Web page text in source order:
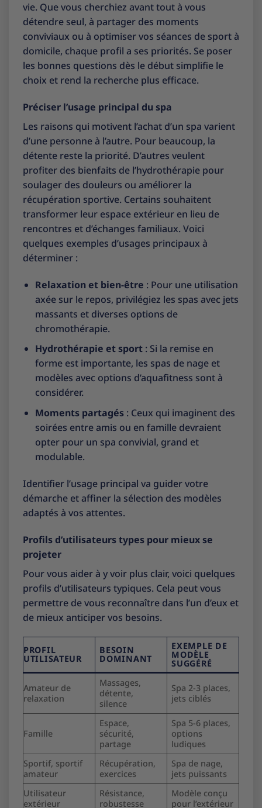
vie. Que vous cherchiez avant tout à vous
détendre seul, à partager des moments
conviviaux ou à optimiser vos séances de sport à
domicile, chaque profil a ses priorités. Se poser
les bonnes questions dès le début simplifie le
choix et rend la recherche plus efficace.
Préciser l’usage principal du spa
Les raisons qui motivent l’achat d’un spa varient
d’une personne à l’autre. Pour beaucoup, la
détente reste la priorité. D’autres veulent
profiter des bienfaits de l’hydrothérapie pour
soulager des douleurs ou améliorer la
récupération sportive. Certains souhaitent
transformer leur espace extérieur en lieu de
rencontres et d’échanges familiaux. Voici
quelques exemples d’usages principaux à
déterminer :
Relaxation et bien-être : Pour une utilisation
axée sur le repos, privilégiez les spas avec jets
massants et diverses options de
chromothérapie.
Hydrothérapie et sport: Si la remise en
forme est importante, les spas de nage et
modèles avec options d’aquafitness sont à
considérer.
Moments partagés: Ceux qui imaginent des
soirées entre amis ou en famille devraient
opter pour un spa convivial, grand et
modulable.
Identifier l’usage principal va guider votre
démarche et affiner la sélection des modèles
adaptés à vos attentes.
Profils d’utilisateurs types pour mieux se
projeter
Pour vous aider à y voir plus clair, voici quelques
profils d’utilisateurs typiques. Cela peut vous
permettre de vous reconnaître dans l’un d’eux et
de mieux anticiper vos besoins.
PROFIL
UTILISATEUR
BESOIN
DOMINANT
EXEMPLE DE
MODÈLE
SUGGÉRÉ
Amateur de
relaxation
Massages,
détente,
silence
Spa 2-3 places,
jets ciblés
Famille
Espace,
sécurité,
partage
Spa 5-6 places,
options
ludiques
Sportif, sportif
amateur
Récupération,
exercices
Spa de nage,
jets puissants
Utilisateur
extérieur
Résistance,
robustesse
Modèle conçu
pour l’extérieur